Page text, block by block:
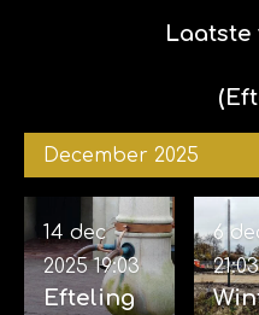
Laatste
December 2025
Efteling
14 dec
2025 19:03
6
21:03